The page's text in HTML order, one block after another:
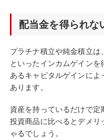
配当金を得られな
プラチナ積立や純金積立は
といったインカムゲイン
あるキャピタルゲインに
あります。
資産を持っているだけで
投資商品に比べるとデメリ
ゃるでしょう。